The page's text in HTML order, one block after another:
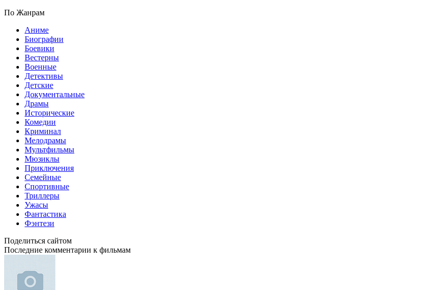
По Жанрам
Аниме
Биографии
Боевики
Вестерны
Военные
Детективы
Детские
Документальные
Драмы
Исторические
Комедии
Криминал
Мелодрамы
Мультфильмы
Мюзиклы
Приключения
Семейные
Спортивные
Триллеры
Ужасы
Фантастика
Фэнтези
Поделиться сайтом
Последние комментарии к фильмам